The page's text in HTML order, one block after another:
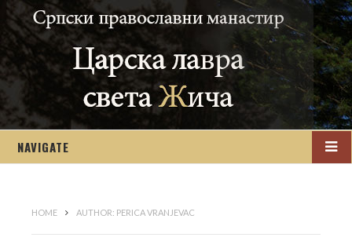
NAVIGATE
HOME AUTHOR: PERICA VRANJEVAC